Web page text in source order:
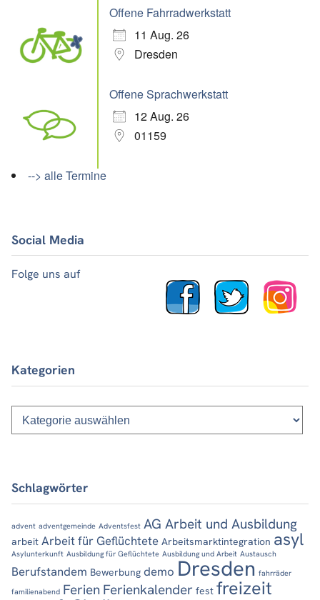
Offene Fahrradwerkstatt
11 Aug. 26
Dresden
Offene Sprachwerkstatt
12 Aug. 26
01159
--> alle Termine
Social Media
Folge uns auf
Kategorien
Kategorien
Schlagwörter
advent adventgemeinde Adventsfest AG Arbeit und Ausbildung
arbeit Arbeit für Geflüchtete Arbeitsmarktintegration asyl
Asylunterkunft Ausbildung für Geflüchtete Ausbildung und Arbeit Austausch
Berufstandem Bewerbung demo Dresden fahrräder
familienabend Ferien Ferienkalender fest freizeit